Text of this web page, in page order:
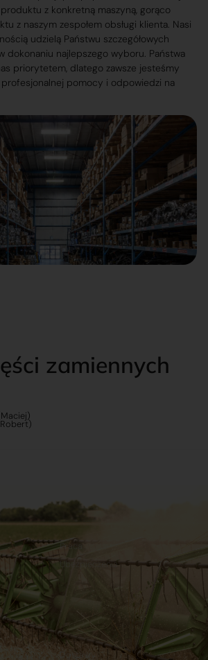
z konkretną maszyną, gorąco
z naszym zespołem obsługi klienta. Nasi
udzielą Państwu szczegółowych
dokonaniu najlepszego wyboru. Państwa
priorytetem, dlatego zawsze jesteśmy
pomocy i odpowiedzi na
zamiennych
Dostawy
Praca
Ubezpieczenia